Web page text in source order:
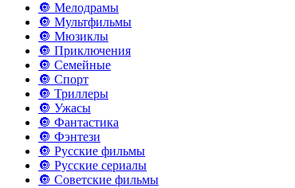
🔘 Мелодрамы
🔘 Мультфильмы
🔘 Мюзиклы
🔘 Приключения
🔘 Семейные
🔘 Спорт
🔘 Триллеры
🔘 Ужасы
🔘 Фантастика
🔘 Фэнтези
🔘 Русские фильмы
🔘 Русские сериалы
🔘 Советские фильмы